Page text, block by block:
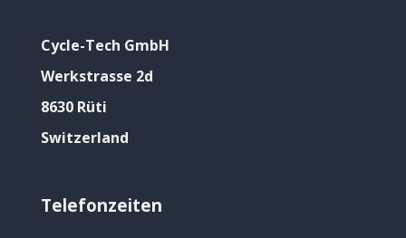
Cycle-Tech GmbH
Werkstrasse 2d
8630 Rüti
Switzerland
Telefonzeiten